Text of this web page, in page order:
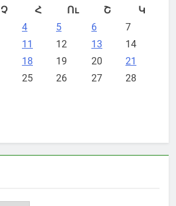
Չ Հ Ու Շ
Կ
4 5 6
7
11 12 13
14
18 19 20
21
25 26 27
28